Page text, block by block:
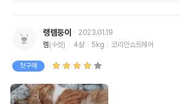
랭렘둥이
2023.01.19
렘(수컷) 4살 5kg 코리안쇼트헤어
첫구매